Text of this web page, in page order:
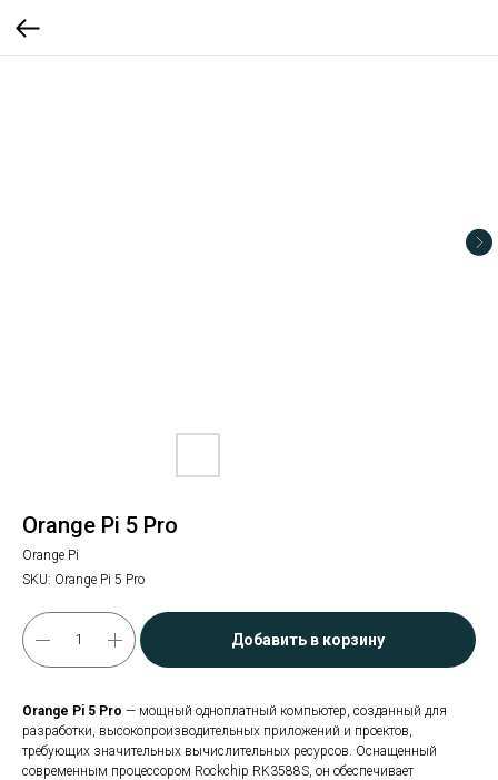
Orange Pi 5 Pro
Orange Pi
SKU: Orange Pi 5 Pro
Добавить в корзину
Orange Pi 5 Pro — мощный одноплатный компьютер, созданный для
разработки, высокопроизводительных приложений и проектов,
требующих значительных вычислительных ресурсов. Оснащенный
современным процессором Rockchip RK3588S, он обеспечивает